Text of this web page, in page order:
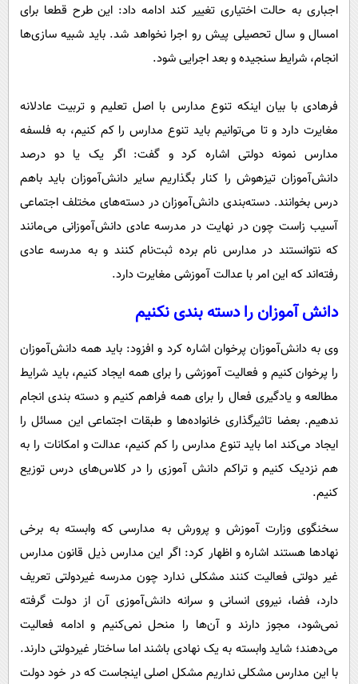
اجباری به حالت اختیاری تغییر کند ادامه داد: این طرح قطعا برای
امسال و سال تحصیلی پیش رو اجرا نخواهد شد. باید شبیه سازی‌ها
انجام، شرایط سنجیده و بعد اجرایی شود.
فرهادی با بیان اینکه تنوع مدارس با اصل تعلیم و تربیت عادلانه
مغایرت دارد و تا می‌توانیم باید تنوع مدارس را کم کنیم، به فلسفه
مدارس نمونه دولتی اشاره کرد و گفت: اگر یک یا دو درصد
دانش‌آموزان تیزهوش را کنار بگذاریم سایر دانش‌آموزان باید باهم
درس بخوانند. دسته‌بندی دانش‌آموزان در دسته‌های مختلف اجتماعی
آسیب زاست چون در نهایت در مدرسه عادی دانش‌آموزانی می‌مانند
که نتوانستند در مدارس نام برده ثبت‌نام کنند و به مدرسه عادی
رفته‌اند که این امر با عدالت آموزشی مغایرت دارد.
دانش آموزان را دسته بندی نکنیم
وی به دانش‌آموزان پرخوان اشاره کرد و افزود: باید همه دانش‌آموزان
را پرخوان کنیم و فعالیت آموزشی را برای همه ایجاد کنیم، باید شرایط
مطالعه و یادگیری فعال را برای همه فراهم کنیم و دسته بندی انجام
ندهیم. بعضا تاثیرگذاری خانواده‌ها و طبقات اجتماعی این مسائل را
ایجاد می‌کند اما باید تنوع مدارس را کم کنیم، عدالت و امکانات را به
هم نزدیک کنیم و تراکم دانش آموزی را در کلاس‌های درس توزیع
کنیم.
سخنگوی وزارت آموزش و پرورش به مدارسی که وابسته به برخی
نهادها هستند اشاره و اظهار کرد: اگر این مدارس ذیل قانون مدارس
غیر دولتی فعالیت کنند مشکلی ندارد چون مدرسه غیردولتی تعریف
دارد، فضا، نیروی انسانی و سرانه دانش‌آموزی آن از دولت گرفته
نمی‌شود، مجوز دارند و آن‌ها را منحل نمی‌کنیم و ادامه فعالیت
می‌دهند؛ شاید وابسته به یک نهادی باشند اما ساختار غیردولتی دارند.
با این مدارس مشکلی نداریم مشکل اصلی اینجاست که در خود دولت